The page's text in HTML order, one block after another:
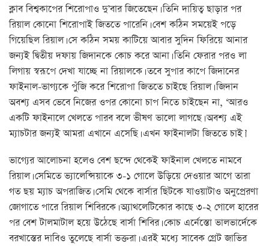
ক্লাব বিশ্বকাপের শিরোপাও দু’বার জিতেছেন। তিনি দায়িত্ব ছাড়ার পর
রিয়াল কোনো শিরোপাই জিততে পারেনি। বেশ কঠিন সময়েই পড়ে
গিয়েছিল রিয়াল। সে কঠিন সময় কাটিয়ে আবার সুদিন ফিরিয়ে আনার
জন্যই দ্বিতীয় দফায় জিদানকে কোচ করে আনা। তিনি ফেরার পরও লা
লিগায় স্বরূপে দেখা যাচ্ছে না রিয়ালকে। তবে সুপার কাপে জিদানের
ফাইনাল-ভাগ্যকে পুঁজি করে শিরোপা জিততে চাইছে রিয়াল। জিদান
অবশ্য এসব ভেবে নিজের ওপর কোনো চাপ নিতে চাইছেন না, ‘আরও
একটি ফাইনালে খেলতে পারব বলে ভীষণ ভালো লাগছে। অবশ্য এই
ম্যাচটার জন্যই আমরা এখানে এসেছি। এখন ফাইনালটা জিততে চাই।’
ভাগ্যের আলোচনা হলেও বেশ ছন্দে থেকেই ফাইনাল খেলতে নামবে
রিয়াল। সেমিতে ভ্যালেন্সিয়াকে ৩-১ গোলে উড়িয়ে দেওয়ার আগে তারা
গত ছয় ম্যাচ অপরাজিত। সেমি থেকে বার্সার ছিটকে যাওয়াটাও অনুপ্রেরণা
জোগাতে পারে রিয়াল শিবিরকে। অ্যাথলেটিকোর কাছে ৩-২ গোলে হারের
পর বেশ টালমাটাল হয়ে উঠেছে বার্সা শিবির। কোচ এর্নেস্তো ভালভার্দেকে
বরখাস্তের দাবিও তুলেছে বার্সা ভক্তরা। এরই মধ্যে সাবেক গ্রেট জাভির